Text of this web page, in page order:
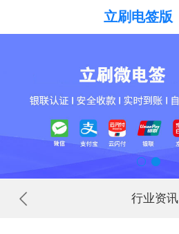
立刷电签版
行业资讯